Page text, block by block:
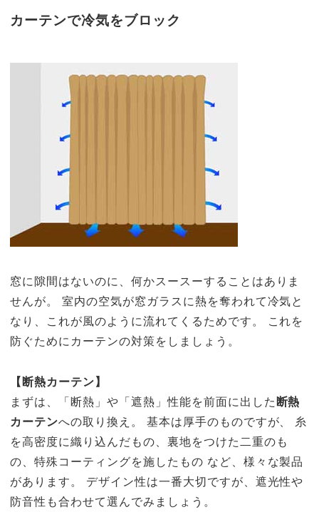
カーテンで冷気をブロック
窓に隙間はないのに、何かスースーすることはありま
せんが。 室内の空気が窓ガラスに熱を奪われて冷気と
なり、これが風のように流れてくるためです。 これを
防ぐためにカーテンの対策をしましょう。
【断熱カーテン】
まずは、「断熱」や「遮熱」性能を前面に出した 断熱
カーテンへの取り換え。 基本は厚手のものですが、 糸
を高密度に織り込んだもの、裏地をつけた二重のも
の、特殊コーティングを施したもの など、様々な製品
があります。 デザイン性は一番大切ですが、遮光性や
防音性も合わせて選んでみましょう。